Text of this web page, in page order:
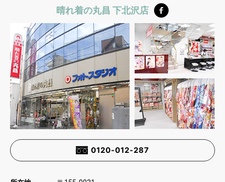
晴れ着の丸昌 下北沢店
0120-012-287